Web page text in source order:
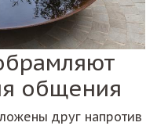
общения
друг напротив